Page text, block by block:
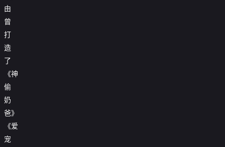
由
曾
打
造
了
《神
偷
奶
爸》
《爱
宠